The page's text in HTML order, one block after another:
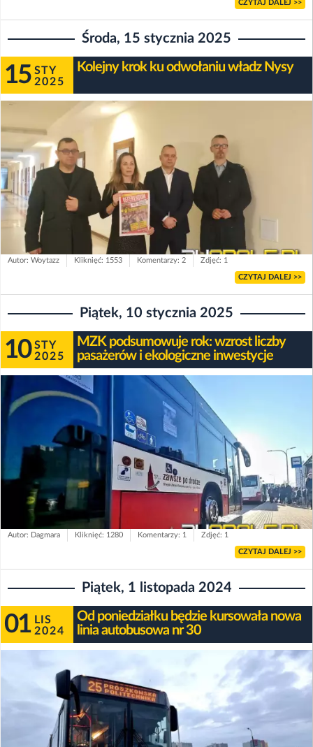
CZYTAJ DALEJ >>
Środa, 15 stycznia 2025
15 STY
2025
Kolejny krok ku odwołaniu władz Nysy
Autor: Woytazz Kliknięć: 1553 Komentarzy: 2 Zdjęć: 1
CZYTAJ DALEJ >>
Piątek, 10 stycznia 2025
10 STY
2025
MZK podsumowuje rok: wzrost liczby
pasażerów i ekologiczne inwestycje
Autor: Dagmara Kliknięć: 1280 Komentarzy: 1 Zdjęć: 1
CZYTAJ DALEJ >>
Piątek, 1 listopada 2024
01 LIS
2024
Od poniedziałku będzie kursowała nowa
linia autobusowa nr 30